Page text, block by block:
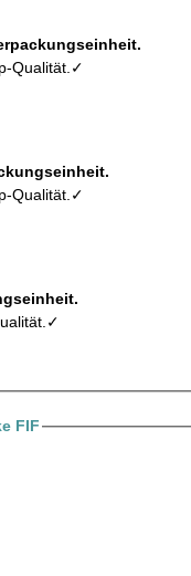
Staubbeutel MCFWD62M pro Verpackungseinheit.
Qualität.✓
Y22/5Mic pro Verpackungseinheit.
Qualität.✓
pro Verpackungseinheit.
FIF